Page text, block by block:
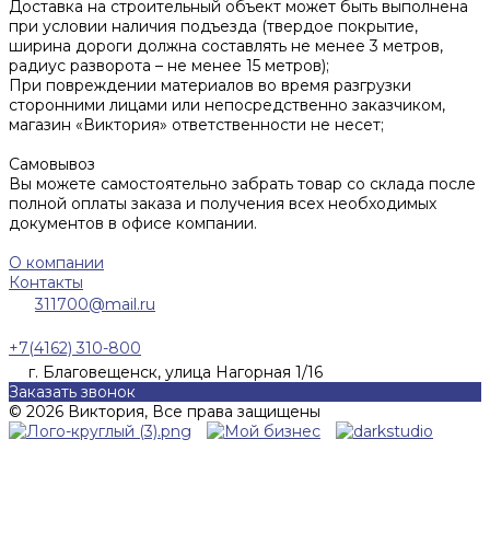
Доставка на строительный объект может быть выполнена
при условии наличия подъезда (твердое покрытие,
ширина дороги должна составлять не менее 3 метров,
радиус разворота – не менее 15 метров);
При повреждении материалов во время разгрузки
сторонними лицами или непосредственно заказчиком,
магазин «Виктория» ответственности не несет;
Самовывоз
Вы можете самостоятельно забрать товар со склада после
полной оплаты заказа и получения всех необходимых
документов в офисе компании.
О компании
Контакты
311700@mail.ru
+7(4162) 310-800
г. Благовещенск, улица Нагорная 1/16
Заказать звонок
© 2026 Виктория, Все права защищены